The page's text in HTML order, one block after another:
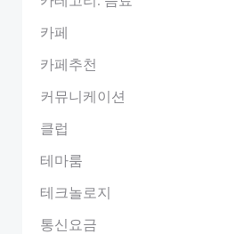
카페
카페추천
커뮤니케이션
클럽
테마룸
테크놀로지
통신요금